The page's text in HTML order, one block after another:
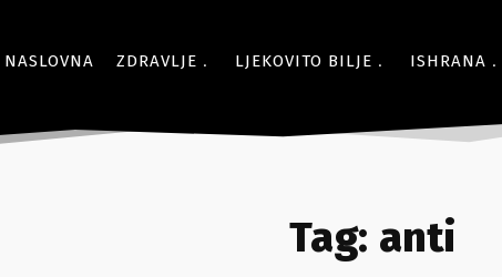
NASLOVNA ZDRAVLJE LJEKOVITO BILJE ISHRANA
Tag: anti